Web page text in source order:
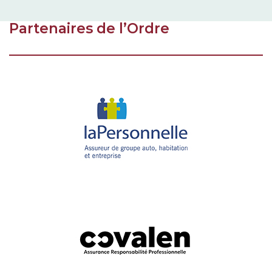
Partenaires de l’Ordre